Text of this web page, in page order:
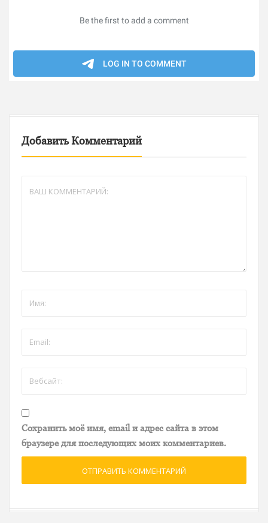
Добавить Комментарий
Сохранить моё имя, email и адрес сайта в этом
браузере для последующих моих комментариев.
ОТПРАВИТЬ КОММЕНТАРИЙ